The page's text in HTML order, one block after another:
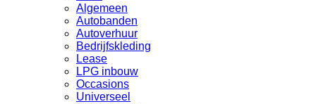
Algemeen
Autobanden
Autoverhuur
Bedrijfskleding
Lease
LPG inbouw
Occasions
Universeel